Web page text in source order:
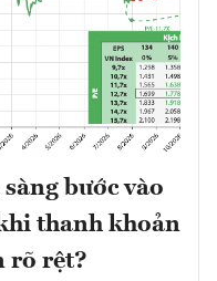
bước vào
thanh khoản
rõ rệt?